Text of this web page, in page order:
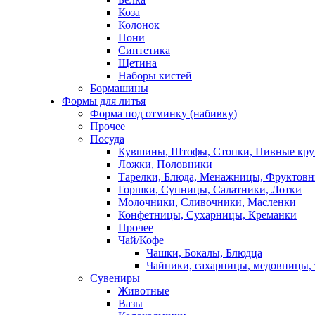
Коза
Колонок
Пони
Синтетика
Щетина
Наборы кистей
Бормашины
Формы для литья
Форма под отминку (набивку)
Прочее
Посуда
Кувшины, Штофы, Стопки, Пивные
Ложки, Половники
Тарелки, Блюда, Менажницы,
Горшки, Супницы, Салатники, Лотки
Молочники, Сливочники, Масленки
Конфетницы, Сухарницы, Креманки
Прочее
Чай/Кофе
Чашки, Бокалы, Блюдца
Чайники, сахарницы, медовницы,
Сувениры
Животные
Вазы